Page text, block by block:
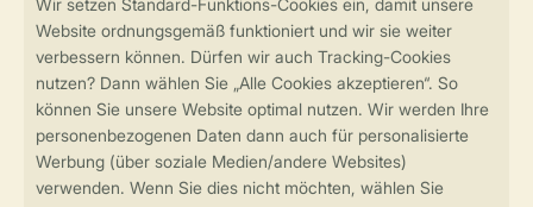
Sicher und schnell zur Online-Buchung
Sichere Datenübertragung
Sicheres Bezahlen